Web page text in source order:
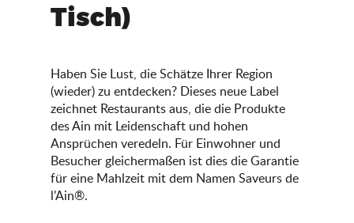
Tisch)
Haben Sie Lust, die Schätze Ihrer Region
(wieder) zu entdecken? Dieses neue Label
zeichnet Restaurants aus, die die Produkte
des Ain mit Leidenschaft und hohen
Ansprüchen veredeln. Für Einwohner und
Besucher gleichermaßen ist dies die Garantie
für eine Mahlzeit mit dem Namen Saveurs de
l’Ain®.